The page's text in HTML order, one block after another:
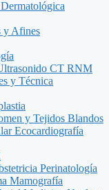
y Afines
CT RNM
y Técnica
y Tejidos Blandos
Ecocardiografía
Perinatología
Mamografía